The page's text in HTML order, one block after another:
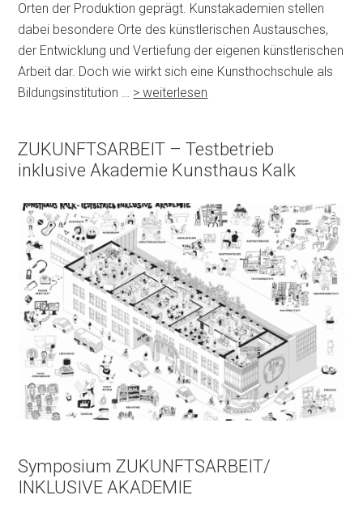
Orten der Produktion geprägt. Kunstakademien stellen
dabei besondere Orte des künstlerischen Austausches,
der Entwicklung und Vertiefung der eigenen künstlerischen
Arbeit dar. Doch wie wirkt sich eine Kunsthochschule als
Bildungsinstitution … > weiterlesen
ZUKUNFTSARBEIT – Testbetrieb
inklusive Akademie Kunsthaus Kalk
Symposium ZUKUNFTSARBEIT/
INKLUSIVE AKADEMIE